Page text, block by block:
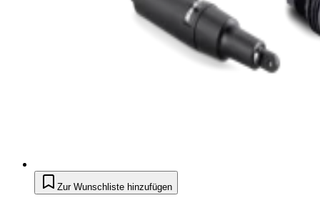
Zur Wunschliste hinzufügen